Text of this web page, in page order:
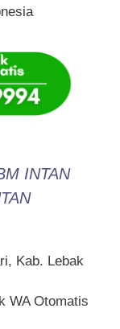
INTAN
Kab. Lebak
WA Otomatis